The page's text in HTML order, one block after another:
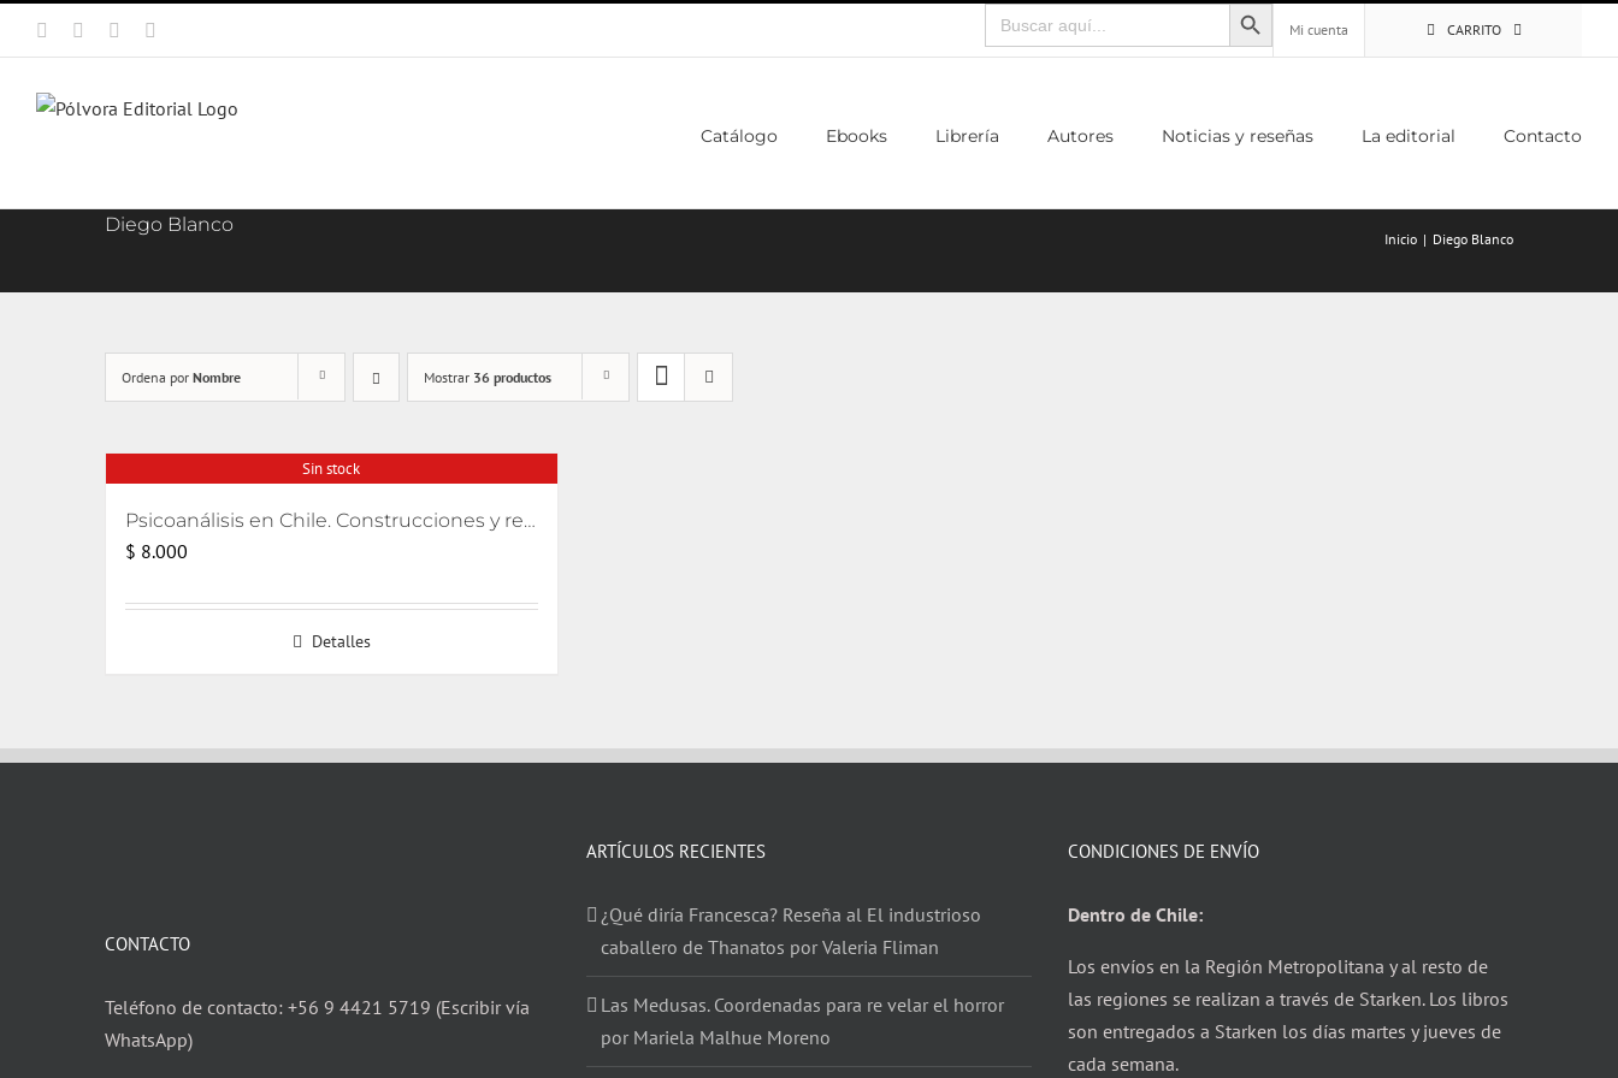
Facebook Instagram
Buscar:
Mi cuenta
CARRITO
Catálogo Ebooks Librería Autores Noticias y reseñas La editorial Contacto
Diego Blanco
Inicio Diego Blanco
Ordena por Nombre Mostrar 36 productos
Sin stock
Psicoanálisis en Chile. Construcciones y relatos
$ 8.000
Detalles
CONTACTO
Teléfono de contacto: +56 9 4421 5719 (Escribir vía
WhatsApp)
ARTÍCULOS RECIENTES
¿Qué diría Francesca? Reseña al El industrioso
caballero de Thanatos por Valeria Fliman
Las Medusas. Coordenadas para re velar el horror
por Mariela Malhue Moreno
CONDICIONES DE ENVÍO
Dentro de Chile:
Los envíos en la Región Metropolitana y al resto de
las regiones se realizan a través de Starken. Los libros
son entregados a Starken los días martes y jueves de
cada semana.